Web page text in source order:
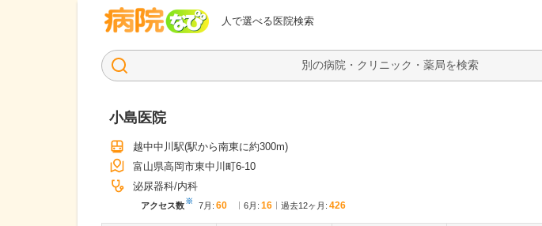
人で選べる医院検索
病院なび
検索
小島医院
越中中川駅(駅から南東に約300m)
富山県高岡市東中川町6-10
泌尿器科 内科
アクセス数※ 7月 : 60 6月 : 16 過去12ヶ月: 426